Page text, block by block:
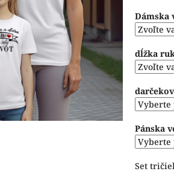
Dámska
dĺžka
Pánska
Set